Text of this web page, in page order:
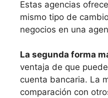
Estas agencias
mismo tipo de
negocios en una
La segunda forma
ventaja de que
cuenta bancaria. La
comparación con